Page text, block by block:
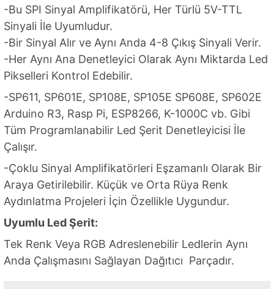
-Bu SPI Sinyal Amplifikatörü, Her Türlü 5V-TTL
Sinyali İle Uyumludur.
-Bir Sinyal Alır ve Aynı Anda 4-8 Çıkış Sinyali Verir.
-Her Aynı Ana Denetleyici Olarak Aynı Miktarda Led
Pikselleri Kontrol Edebilir.
-SP611, SP601E, SP108E, SP105E SP608E, SP602E
Arduino R3, Rasp Pi, ESP8266, K-1000C vb. Gibi
Tüm Programlanabilir Led Şerit Denetleyicisi İle
Çalışır.
-Çoklu Sinyal Amplifikatörleri Eşzamanlı Olarak Bir
Araya Getirilebilir. Küçük ve Orta Rüya Renk
Aydınlatma Projeleri İçin Özellikle Uygundur.
Uyumlu Led Şerit:
Tek Renk Veya RGB Adreslenebilir Ledlerin Aynı
Anda Çalışmasını Sağlayan Dağıtıcı Parçadır.